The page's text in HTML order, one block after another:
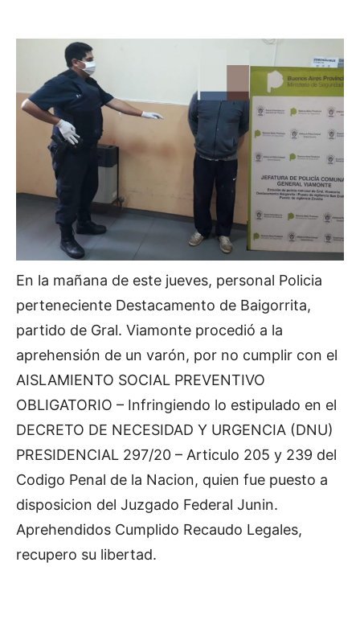
En la mañana de este jueves, personal Policia
perteneciente Destacamento de Baigorrita,
partido de Gral. Viamonte procedió a la
aprehensión de un varón, por no cumplir con el
AISLAMIENTO SOCIAL PREVENTIVO
OBLIGATORIO – Infringiendo lo estipulado en el
DECRETO DE NECESIDAD Y URGENCIA (DNU)
PRESIDENCIAL 297/20 – Articulo 205 y 239 del
Codigo Penal de la Nacion, quien fue puesto a
disposicion del Juzgado Federal Junin.
Aprehendidos Cumplido Recaudo Legales,
recupero su libertad.